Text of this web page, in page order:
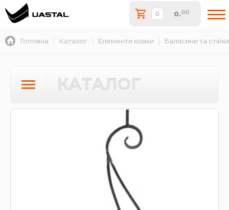
0.00
Головна Каталог Елементи ковки Балясини та стійки
КАТАЛОГ